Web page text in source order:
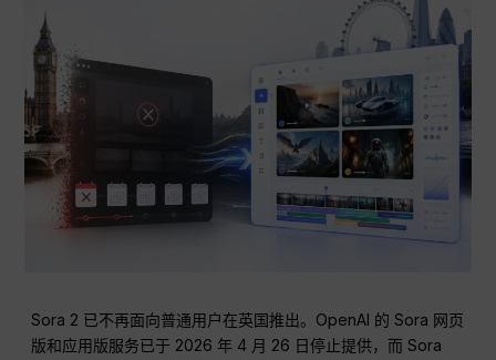
Sora 2 已不再面向普通用户在英国推出。OpenAI 的 Sora 网页
版和应用版服务已于 2026 年 4 月 26 日停止提供，而 Sora